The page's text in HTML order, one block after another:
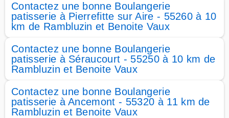
Contactez une bonne Boulangerie
patisserie à Pierrefitte sur Aire - 55260 à 10
km de Rambluzin et Benoite Vaux
Contactez une bonne Boulangerie
patisserie à Séraucourt - 55250 à 10 km de
Rambluzin et Benoite Vaux
Contactez une bonne Boulangerie
patisserie à Ancemont - 55320 à 11 km de
Rambluzin et Benoite Vaux